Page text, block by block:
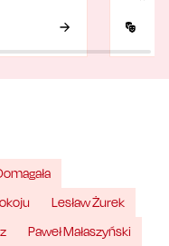
Lesław Żurek
Paweł Małaszyński